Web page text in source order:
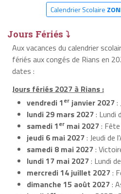
Calendrier Scolaire
Jours Fériés ⤵
Aux vacances du calendrier
fériés aux congés de Rians en
dates :
Jours fériés 2027 à Rians :
vendredi 1er janvier 2027:
lundi 29 mars 2027: Lundi
samedi 1er mai 2027:
jeudi 6 mai 2027: Jeudi de
samedi 8 mai 2027:
lundi 17 mai 2027: Lundi
mercredi 14 juillet 2027:
dimanche 15 août 2027: